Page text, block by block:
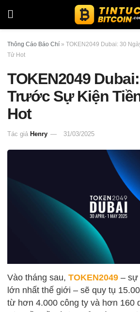
Thông Cáo Báo Chí » TOKEN2049 Dubai: 30
Tử Hot
TOKEN2049
Trước Sự Kiện
Hot
Tác giả Henry 31/03/2025
Vào tháng sau, TOKEN2049 – sự
lớn nhất thế giới – sẽ quy tụ
từ hơn 4.000 công ty và hơn 160